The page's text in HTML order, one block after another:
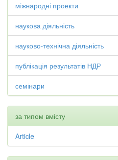
міжнародні проекти
наукова діяльність
науково-технічна діяльність
публікація результатів НДР
семінари
за типом вмісту
Article